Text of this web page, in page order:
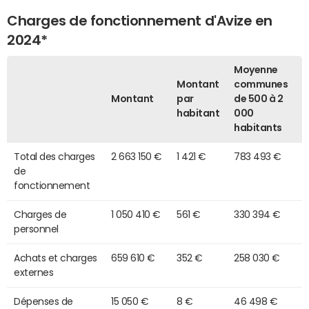
Charges de fonctionnement d'Avize en
2024*
Montant
Montant
par
habitant
Moyenne
communes
de 500 à 2
000
habitants
Total des charges
de
fonctionnement
2 663 150 € 1 421 € 783 493 €
Charges de
personnel
1 050 410 € 561 € 330 394 €
Achats et charges
externes
659 610 € 352 € 258 030 €
Dépenses de 15 050 € 8 € 46 498 €